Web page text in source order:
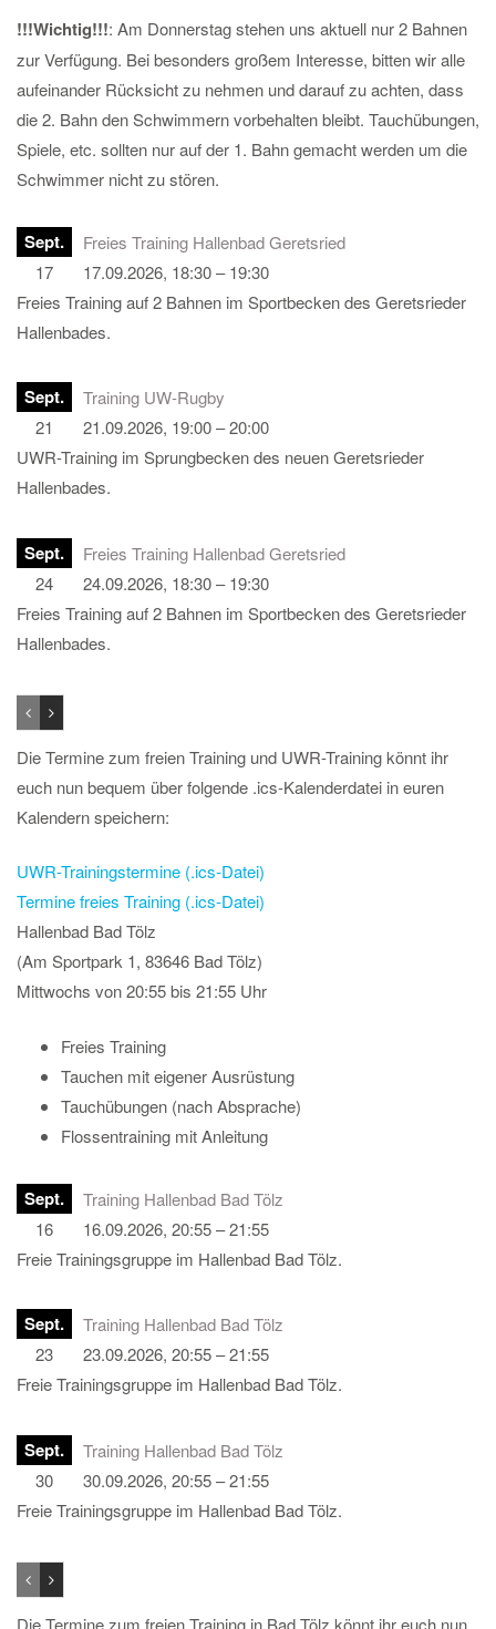
!!!Wichtig!!!: Am Donnerstag stehen uns aktuell nur 2 Bahnen
zur Verfügung. Bei besonders großem Interesse, bitten wir alle
aufeinander Rücksicht zu nehmen und darauf zu achten, dass
die 2. Bahn den Schwimmern vorbehalten bleibt. Tauchübungen,
Spiele, etc. sollten nur auf der 1. Bahn gemacht werden um die
Schwimmer nicht zu stören.
Sept.
17
Freies Training Hallenbad Geretsried
17.09.2026, 18:30 – 19:30
Freies Training auf 2 Bahnen im Sportbecken des Geretsrieder
Hallenbades.
Sept.
21
Training UW-Rugby
21.09.2026, 19:00 – 20:00
UWR-Training im Sprungbecken des neuen Geretsrieder
Hallenbades.
Sept.
24
Freies Training Hallenbad Geretsried
24.09.2026, 18:30 – 19:30
Freies Training auf 2 Bahnen im Sportbecken des Geretsrieder
Hallenbades.
Die Termine zum freien Training und UWR-Training könnt ihr
euch nun bequem über folgende .ics-Kalenderdatei in euren
Kalendern speichern:
UWR-Trainingstermine (.ics-Datei)
Termine freies Training (.ics-Datei)
Hallenbad Bad Tölz
(Am Sportpark 1, 83646 Bad Tölz)
Mittwochs von 20:55 bis 21:55 Uhr
Freies Training
Tauchen mit eigener Ausrüstung
Tauchübungen (nach Absprache)
Flossentraining mit Anleitung
Sept.
16
Training Hallenbad Bad Tölz
16.09.2026, 20:55 – 21:55
Freie Trainingsgruppe im Hallenbad Bad Tölz.
Sept.
23
Training Hallenbad Bad Tölz
23.09.2026, 20:55 – 21:55
Freie Trainingsgruppe im Hallenbad Bad Tölz.
Sept.
30
Training Hallenbad Bad Tölz
30.09.2026, 20:55 – 21:55
Freie Trainingsgruppe im Hallenbad Bad Tölz.
Die Termine zum freien Training in Bad Tölz könnt ihr euch nun